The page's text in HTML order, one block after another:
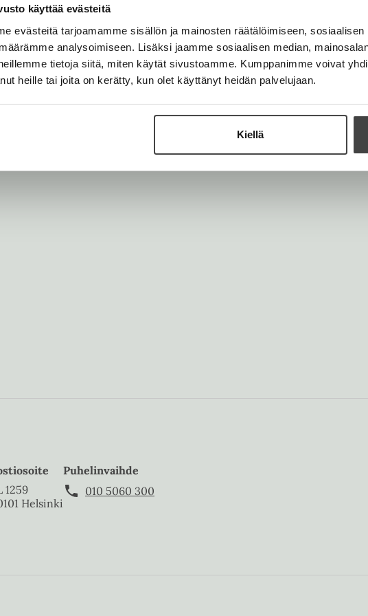
käyttää evästeitä
evästeitä tarjoamamme sisällön ja mainosten räätälöimiseen,
analysoimiseen. Lisäksi jaamme sosiaalisen median,
tietoja siitä, miten käytät sivustoamme. Kumppanimme voivat
heille tai joita on kerätty, kun olet käyttänyt heidän palvelujaan.
Kiellä
b
1259
Helsinki
Puhelinvaihde
010 5060 300